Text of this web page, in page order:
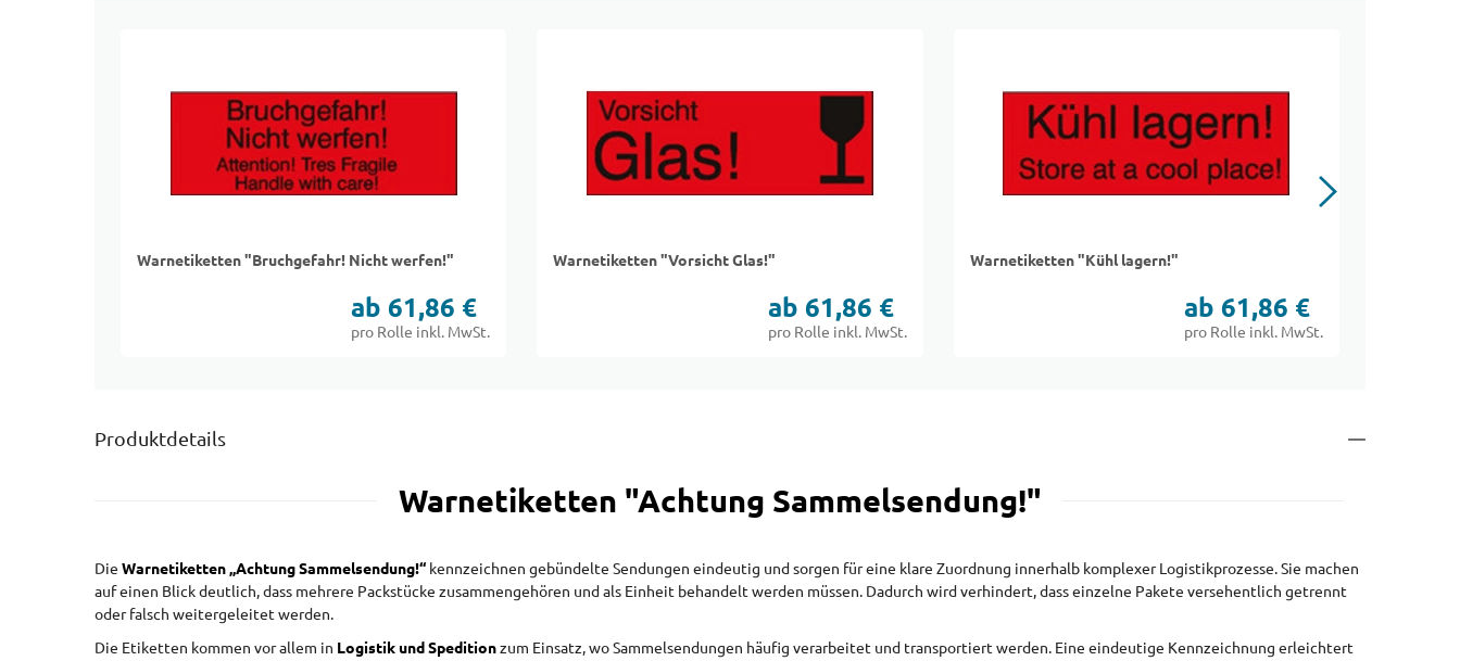
Warnetiketten "Bruchgefahr! Nicht werfen!"
ab 61,86 €
pro Rolle inkl. MwSt.
Warnetiketten "Vorsicht Glas!"
ab 61,86 €
pro Rolle inkl. MwSt.
Warnetiketten "Kühl lagern!"
ab 61,86 €
pro Rolle inkl. MwSt.
Produktdetails
Warnetiketten "Achtung Sammelsendung!"
Die Warnetiketten „Achtung Sammelsendung!“ kennzeichnen gebündelte Sendungen eindeutig und sorgen für eine klare Zuordnung innerhalb komplexer Logistikprozesse. Sie machen
auf einen Blick deutlich, dass mehrere Packstücke zusammengehören und als Einheit behandelt werden müssen. Dadurch wird verhindert, dass einzelne Pakete versehentlich getrennt
oder falsch weitergeleitet werden.
Die Etiketten kommen vor allem in Logistik und Speditionzum Einsatz, wo Sammelsendungen häufig verarbeitet und transportiert werden. Eine eindeutige Kennzeichnung erleichtert